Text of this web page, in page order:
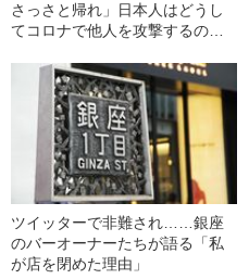
さっさと帰れ」日本人はどうし
てコロナで他人を攻撃するの
ツイッターで非難され……銀座
のバーオーナーたちが語る「私
が店を閉めた理由」